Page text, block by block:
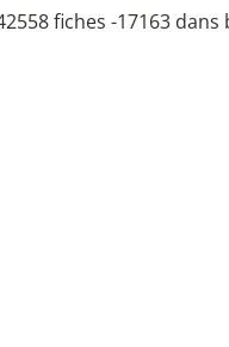
fiches -17163